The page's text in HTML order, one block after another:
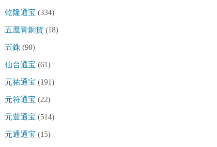
乾隆通宝 (334)
五厘青銅貨 (18)
五銖 (90)
仙台通宝 (61)
元祐通宝 (191)
元符通宝 (22)
元豊通宝 (514)
元通通宝 (15)